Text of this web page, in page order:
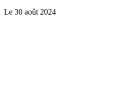
Le 30 août 2024